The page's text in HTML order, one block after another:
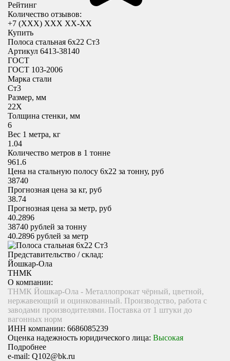
Рейтинг
Количество отзывов:
+7 (XXX) ХХХ ХХ-ХХ
Купить
Полоса стальная 6х22 Ст3
Артикул 6413-38140
ГОСТ
ГОСТ 103-2006
Марка стали
Ст3
Размер, мм
22X
Толщина стенки, мм
6
Вес 1 метра, кг
1.04
Количество метров в 1 тонне
961.6
Цена на стальную полосу 6х22 за тонну, руб
38740
Прогнозная цена за кг, руб
38.74
Прогнозная цена за метр, руб
40.2896
38740 рублей за тонну
40.2896 рублей за метр
Представительство / склад:
Йошкар-Ола
ТНМК
О компании:
ТНМК Йошкар-Ола - Металлопрокат чёрный, цветной,
нержавеющий и оцинкованный. Производство, работа с
заводами производителями. Поставка от 1 штуки до
вагонных норм
ИНН компании: 6686085239
Оценка надежность юридического лица: Высокая
Подробнее
e-mail: Q102@bk.ru